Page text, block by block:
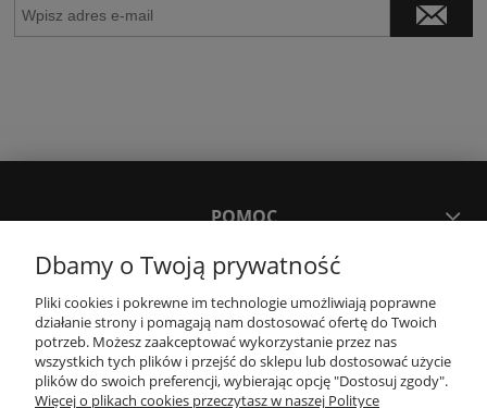
POMOC
MOJE KONTO
PŁATNOŚCI I DOSTAWA
Dbamy o Twoją prywatność
Pliki cookies i pokrewne im technologie umożliwiają poprawne
działanie strony i pomagają nam dostosować ofertę do Twoich
potrzeb. Możesz zaakceptować wykorzystanie przez nas
wszystkich tych plików i przejść do sklepu lub dostosować użycie
plików do swoich preferencji, wybierając opcję "Dostosuj zgody".
Więcej o plikach cookies przeczytasz w naszej Polityce